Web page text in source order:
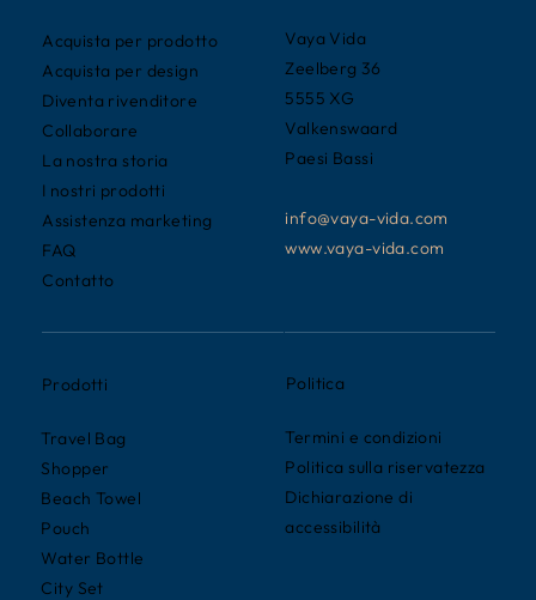
Vaya Vida
Zeelberg 36
5555 XG
Valkenswaard
Paesi Bassi
info@vaya-vida.com
www.vaya-vida.com
Acquista per prodotto
Acquista per design
Diventa rivenditore
Collaborare
La nostra storia
I nostri prodotti
Assistenza marketing
FAQ
Contatto
Prodotti
Travel Bag
Shopper
Beach Towel
Pouch
Water Bottle
City Set
Politica
Termini e condizioni
Politica sulla riservatezza
Dichiarazione di
accessibilità